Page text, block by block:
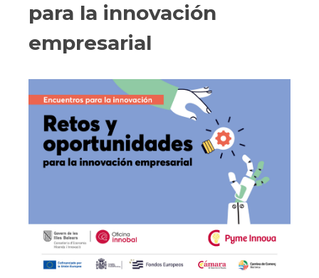
para la innovación
empresarial